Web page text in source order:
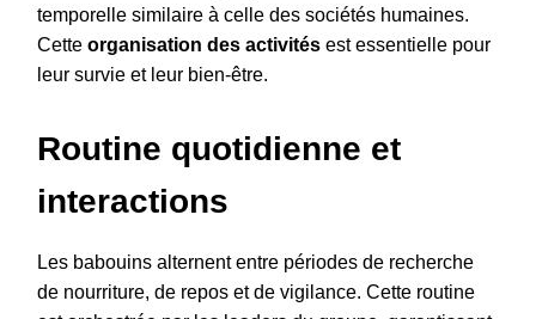
temporelle similaire à celle des sociétés humaines.
Cette organisation des activités est essentielle pour
leur survie et leur bien-être.
Routine quotidienne et
interactions
Les babouins alternent entre périodes de recherche
de nourriture, de repos et de vigilance. Cette routine